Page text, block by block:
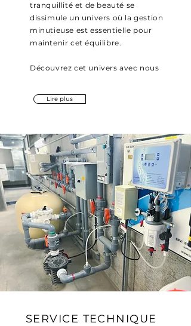
tranquillité et de beauté se
dissimule un univers où la gestion
minutieuse est essentielle pour
maintenir cet équilibre.
Découvrez cet univers avec nous
Lire plus
SERVICE TECHNIQUE